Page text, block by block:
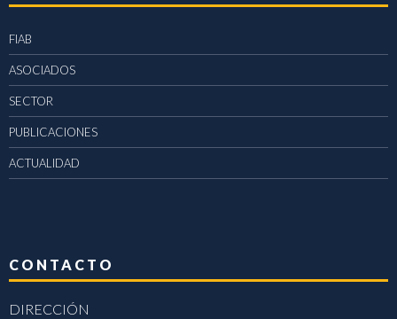
FIAB
ASOCIADOS
SECTOR
PUBLICACIONES
ACTUALIDAD
CONTACTO
DIRECCIÓN